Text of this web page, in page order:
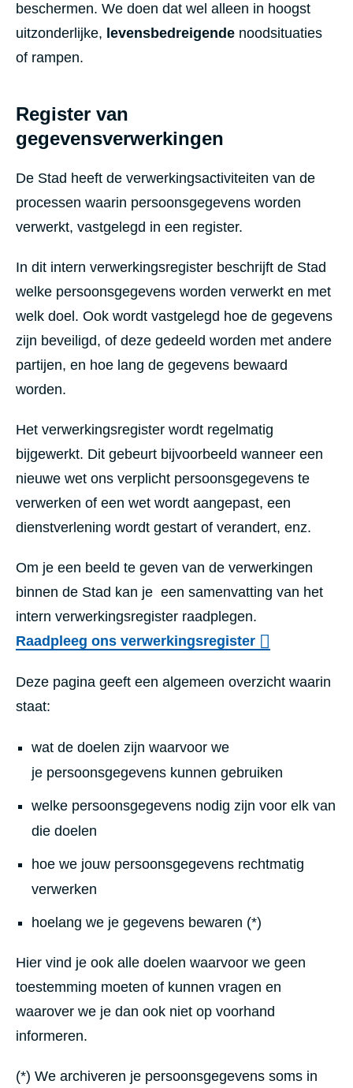
beschermen. We doen dat wel alleen in hoogst
uitzonderlijke, levensbedreigende noodsituaties
of rampen.
Register van
gegevensverwerkingen
De Stad heeft de verwerkingsactiviteiten van de
processen waarin persoonsgegevens worden
verwerkt, vastgelegd in een register.
In dit intern verwerkingsregister beschrijft de Stad
welke persoonsgegevens worden verwerkt en met
welk doel. Ook wordt vastgelegd hoe de gegevens
zijn beveiligd, of deze gedeeld worden met andere
partijen, en hoe lang de gegevens bewaard
worden.
Het verwerkingsregister wordt regelmatig
bijgewerkt. Dit gebeurt bijvoorbeeld wanneer een
nieuwe wet ons verplicht persoonsgegevens te
verwerken of een wet wordt aangepast, een
dienstverlening wordt gestart of verandert, enz.
Om je een beeld te geven van de verwerkingen
binnen de Stad kan je een samenvatting van het
intern verwerkingsregister raadplegen.
Raadpleeg ons verwerkingsregister
Deze pagina geeft een algemeen overzicht waarin
staat:
wat de doelen zijn waarvoor we
je persoonsgegevens kunnen gebruiken
welke persoonsgegevens nodig zijn voor elk van
die doelen
hoe we jouw persoonsgegevens rechtmatig
verwerken
hoelang we je gegevens bewaren (*)
Hier vind je ook alle doelen waarvoor we geen
toestemming moeten of kunnen vragen en
waarover we je dan ook niet op voorhand
informeren.
(*) We archiveren je persoonsgegevens soms in